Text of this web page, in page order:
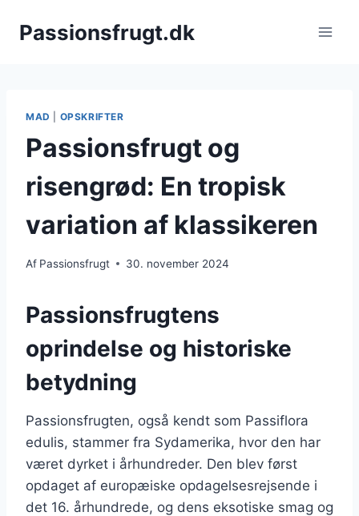
Passionsfrugt.dk
MAD OPSKRIFTER
Passionsfrugt og
risengrød: En tropisk
variation af klassikeren
Af Passionsfrugt 30. november 2024
Passionsfrugtens
oprindelse og historiske
betydning
Passionsfrugten, også kendt som Passiflora
edulis, stammer fra Sydamerika, hvor den har
været dyrket i århundreder. Den blev først
opdaget af europæiske opdagelsesrejsende i
det 16. århundrede, og dens eksotiske smag og